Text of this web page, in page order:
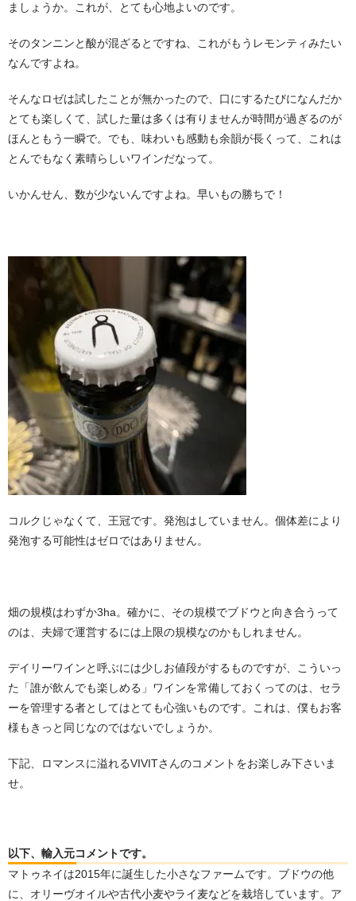
ましょうか。これが、とても心地よいのです。
そのタンニンと酸が混ざるとですね、これがもうレモンティみたい
なんですよね。
そんなロゼは試したことが無かったので、口にするたびになんだか
とても楽しくて、試した量は多くは有りませんが時間が過ぎるのが
ほんともう一瞬で。でも、味わいも感動も余韻が長くって、これは
とんでもなく素晴らしいワインだなって。
いかんせん、数が少ないんですよね。早いもの勝ちで！
コルクじゃなくて、王冠です。発泡はしていません。個体差により
発泡する可能性はゼロではありません。
畑の規模はわずか3ha。確かに、その規模でブドウと向き合うって
のは、夫婦で運営するには上限の規模なのかもしれません。
デイリーワインと呼ぶには少しお値段がするものですが、こういっ
た「誰が飲んでも楽しめる」ワインを常備しておくってのは、セラ
ーを管理する者としてはとても心強いものです。これは、僕もお客
様もきっと同じなのではないでしょうか。
下記、ロマンスに溢れるVIVITさんのコメントをお楽しみ下さいま
せ。
以下、輸入元コメントです。
マトゥネイは2015年に誕生した小さなファームです。ブドウの他
に、オリーヴオイルや古代小麦やライ麦などを栽培しています。ア